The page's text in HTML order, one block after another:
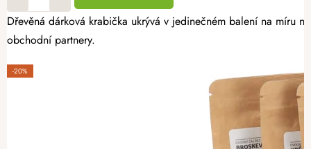
Dřevěná dárková krabička ukrývá v jedinečném balení na míru
obchodní partnery.
-20%